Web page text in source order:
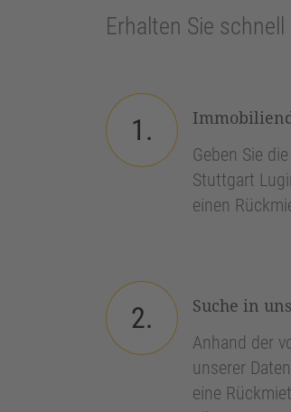
Erhalten Sie
1.
Geben Sie
Stuttgart
einen
2.
Suche in
Anhand der
unserer
eine